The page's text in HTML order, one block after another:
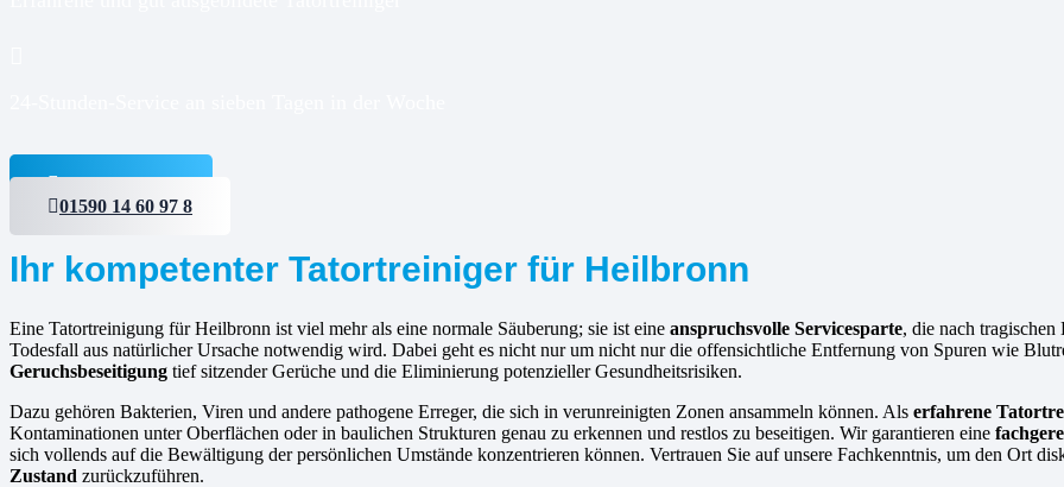
Jetzt anfragen
01590 14 60 97 8
Ihr kompetenter Tatortreiniger für Heilbronn
Eine Tatortreinigung für Heilbronn ist viel mehr als eine normale Säuberung; sie ist eine anspruchsvolle Servicesparte, die nach
Todesfall aus natürlicher Ursache notwendig wird. Dabei geht es nicht nur um nicht nur die offensichtliche Entfernung von Spuren wie
Geruchsbeseitigung tief sitzender Gerüche und die Eliminierung potenzieller Gesundheitsrisiken.
Dazu gehören Bakterien, Viren und andere pathogene Erreger, die sich in verunreinigten Zonen ansammeln können. Als erfahrene
Kontaminationen unter Oberflächen oder in baulichen Strukturen genau zu erkennen und restlos zu beseitigen. Wir garantieren eine
sich vollends auf die Bewältigung der persönlichen Umstände konzentrieren können. Vertrauen Sie auf unsere Fachkenntnis, um den Ort
Zustand zurückzuführen.